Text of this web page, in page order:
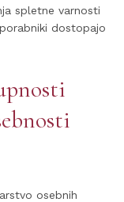
spletne varnosti
dostopajo
osebnih